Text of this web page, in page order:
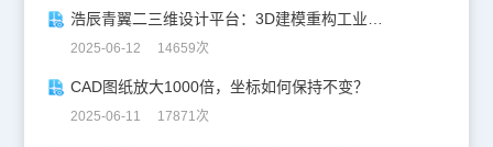
2025-06-12 14659次
CAD图纸放大1000倍，坐标如何保持不变？
2025-06-11 17871次